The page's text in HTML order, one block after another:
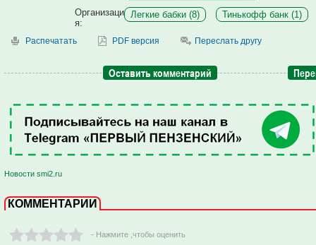
Организаци
я:
Легкие бабки (8) Тинькофф банк (1)
Распечатать PDF версия Переслать другу
Оставить комментарий
Новости smi2.ru
КОММЕНТАРИИ
- Нажмите ,чтобы оценить